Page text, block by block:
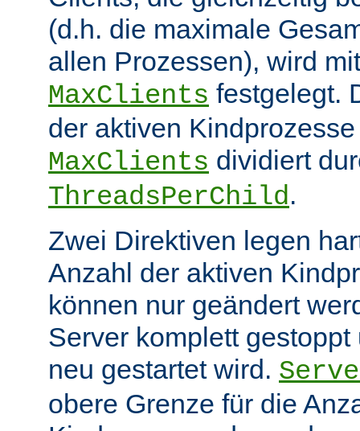
(d.h. die maximale
allen Prozessen), wird
MaxClients festgelegt.
der aktiven
MaxClients dividiert
ThreadsPerChild.
Zwei Direktiven legen
Anzahl der aktiven
können nur geändert
Server komplett
neu gestartet wird.
obere Grenze für die